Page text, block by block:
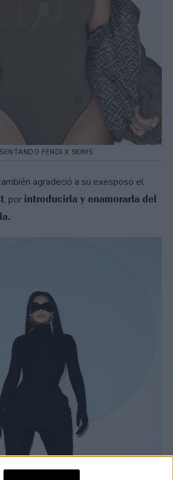
FENDI X SKIMS
agradeció a su exesposo el
, por introducirla y enamorarla del